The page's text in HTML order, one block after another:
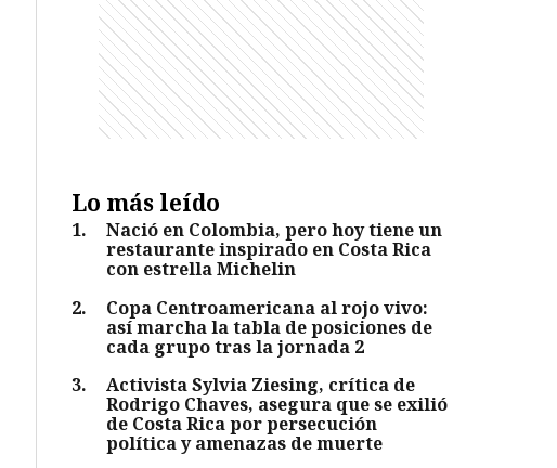
Lo más leído
1.
Nació en Colombia, pero hoy tiene un
restaurante inspirado en Costa Rica
con estrella Michelin
2.
Copa Centroamericana al rojo vivo:
así marcha la tabla de posiciones de
cada grupo tras la jornada 2
3.
Activista Sylvia Ziesing, crítica de
Rodrigo Chaves, asegura que se exilió
de Costa Rica por persecución
política y amenazas de muerte